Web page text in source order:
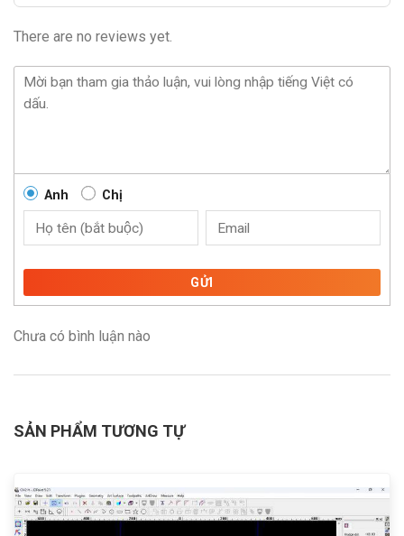
There are no reviews yet.
Anh Chị
GỬI
Chưa có bình luận nào
SẢN PHẨM TƯƠNG TỰ